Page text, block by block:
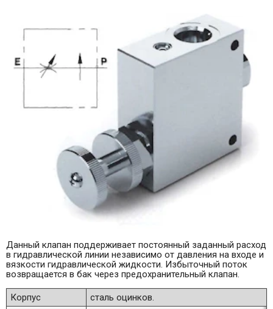
Данный клапан поддерживает постоянный заданный расход
в гидравлической линии независимо от давления на входе и
вязкости гидравлической жидкости. Избыточный поток
возвращается в бак через предохранительный клапан.
Корпус
сталь оцинков.